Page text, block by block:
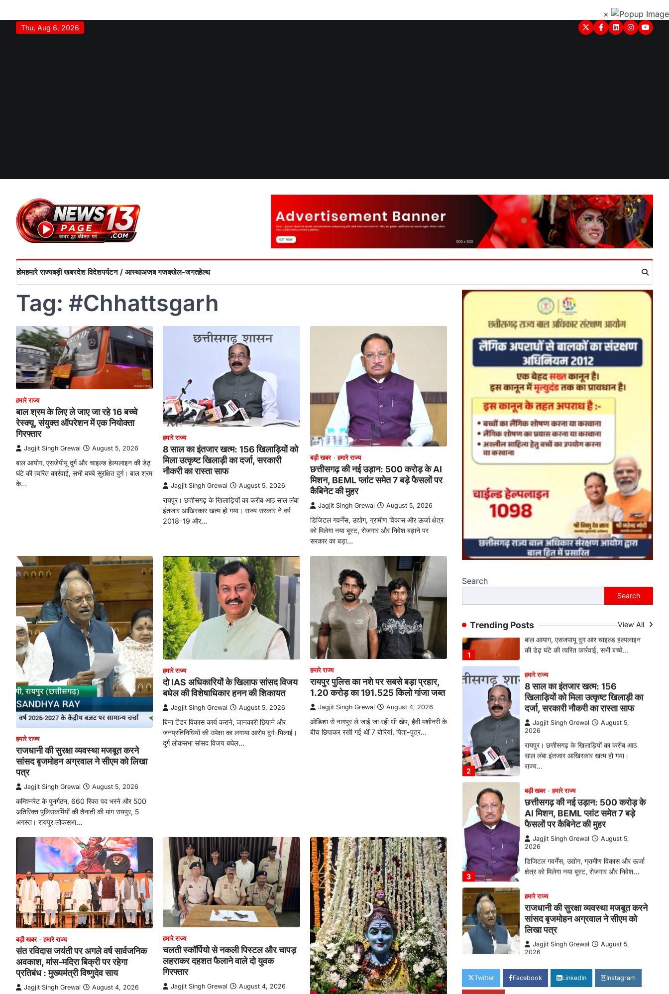
×
Thu, Aug 6, 2026
TwitterFacebook
LinkedInInstagram
होमहमारे राज्यबड़ी खबरदेश विदेशपर्यटन / आस्थाअजब गजबखेल-जगतहेल्थ
Tag: #Chhattsgarh
हमारे राज्य
बाल श्रम के लिए ले जाए जा रहे 16 बच्चे
रेस्क्यू, संयुक्त ऑपरेशन में एक नियोक्ता
गिरफ्तार
Jagjit Singh Grewal August 5, 2026
बाल आयोग, एसजेपीयू दुर्ग और चाइल्ड हेल्पलाइन की डेढ़
घंटे की त्वरित कार्रवाई, सभी बच्चे सुरक्षित दुर्ग। बाल श्रम
के…
हमारे राज्य
8 साल का इंतजार खत्म: 156 खिलाड़ियों को
मिला उत्कृष्ट खिलाड़ी का दर्जा, सरकारी
नौकरी का रास्ता साफ
Jagjit Singh Grewal August 5, 2026
रायपुर। छत्तीसगढ़ के खिलाड़ियों का करीब आठ साल लंबा
इंतजार आखिरकार खत्म हो गया। राज्य सरकार ने वर्ष
2018-19 और…
बड़ी खबर हमारे राज्य
छत्तीसगढ़ की नई उड़ान: 500 करोड़ के AI
मिशन, BEML प्लांट समेत 7 बड़े फैसलों पर
कैबिनेट की मुहर
Jagjit Singh Grewal August 5, 2026
डिजिटल गवर्नेंस, उद्योग, ग्रामीण विकास और ऊर्जा क्षेत्र
को मिलेगा नया बूस्ट, रोजगार और निवेश बढ़ाने पर
सरकार का बड़ा…
हमारे राज्य
राजधानी की सुरक्षा व्यवस्था मजबूत करने
सांसद बृजमोहन अग्रवाल ने सीएम को लिखा
पत्र
Jagjit Singh Grewal August 5, 2026
कमिश्नरेट के पुनर्गठन, 660 रिक्त पद भरने और 500
अतिरिक्त पुलिसकर्मियों की तैनाती की मांग रायपुर, 5
अगस्त। रायपुर लोकसभा…
हमारे राज्य
दो IAS अधिकारियों के खिलाफ सांसद विजय
बघेल की विशेषाधिकार हनन की शिकायत
Jagjit Singh Grewal August 5, 2026
बिना टेंडर विकास कार्य कराने, जानकारी छिपाने और
जनप्रतिनिधियों की उपेक्षा का लगाया आरोप दुर्ग-भिलाई।
दुर्ग लोकसभा सांसद विजय बघेल…
हमारे राज्य
रायपुर पुलिस का नशे पर सबसे बड़ा प्रहार,
1.20 करोड़ का 191.525 किलो गांजा जब्त
Jagjit Singh Grewal August 4, 2026
ओडिशा से नागपुर ले जाई जा रही थी खेप, हैवी मशीनरी के
बीच छिपाकर रखी गई थीं 7 बोरियां, पिता-पुत्र…
बड़ी खबर हमारे राज्य
संत रविदास जयंती पर अगले वर्ष सार्वजनिक
अवकाश, मांस-मदिरा बिक्री पर रहेगा
प्रतिबंध : मुख्यमंत्री विष्णुदेव साय
Jagjit Singh Grewal August 4, 2026
हमारे राज्य
चलती स्कॉर्पियो से नकली पिस्टल और चापड़
लहराकर दहशत फैलाने वाले दो युवक
गिरफ्तार
Jagjit Singh Grewal August 4, 2026
Search
Search
Trending Posts View All
हमारे राज्य
8 साल का इंतजार खत्म: 156
खिलाड़ियों को मिला उत्कृष्ट खिलाड़ी का
दर्जा, सरकारी नौकरी का रास्ता साफ
रायपुर। छत्तीसगढ़ के खिलाड़ियों का करीब आठ
साल लंबा इंतजार आखिरकार खत्म हो गया।
राज्य…
बड़ी खबर हमारे राज्य
छत्तीसगढ़ की नई उड़ान: 500 करोड़ के
AI मिशन, BEML प्लांट समेत 7 बड़े
फैसलों पर कैबिनेट की मुहर
Jagjit Singh Grewal
August 5,
2026
डिजिटल गवर्नेंस, उद्योग, ग्रामीण विकास और ऊर्जा
क्षेत्र को मिलेगा नया बूस्ट, रोजगार और निवेश…
हमारे राज्य
राजधानी की सुरक्षा व्यवस्था मजबूत करने
सांसद बृजमोहन अग्रवाल ने सीएम को
Jagjit Singh Grewal
August 5,
2026
कमिश्नरेट के पुनर्गठन, 660 रिक्त पद भरने और
500 अतिरिक्त पुलिसकर्मियों की तैनाती की मांग…
1
हमारे राज्य
बाल श्रम के लिए ले जाए जा रहे 16 बच्चे
गिरफ्तार
August 5,
बाल आयोग, एसजेपीयू दुर्ग और चाइल्ड हेल्पलाइन
2
8 साल का इंतजार खत्म: 156
खिलाड़ियों को मिला उत्कृष्ट खिलाड़ी का
दर्जा, सरकारी नौकरी का रास्ता साफ
Jagjit Singh Grewal
August 5,
2026
रायपुर। छत्तीसगढ़ के खिलाड़ियों का करीब आठ
राज्य…
3
छत्तीसगढ़ की नई उड़ान: 500 करोड़ के
AI मिशन, BEML प्लांट समेत 7 बड़े
फैसलों पर कैबिनेट की मुहर
Jagjit Singh Grewal
August 5,
2026
डिजिटल गवर्नेंस, उद्योग, ग्रामीण विकास और ऊर्जा
राजधानी की सुरक्षा व्यवस्था मजबूत करने
सांसद बृजमोहन अग्रवाल ने सीएम को
लिखा पत्र
Jagjit Singh Grewal
2026
कमिश्नरेट के पुनर्गठन, 660 रिक्त पद भरने और
Twitter Facebook LinkedIn Instagram